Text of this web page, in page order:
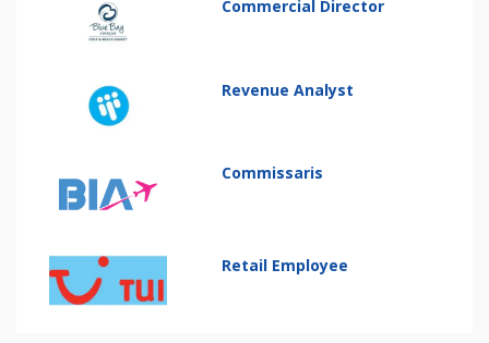
Commercial Director
Revenue Analyst
Commissaris
Retail Employee